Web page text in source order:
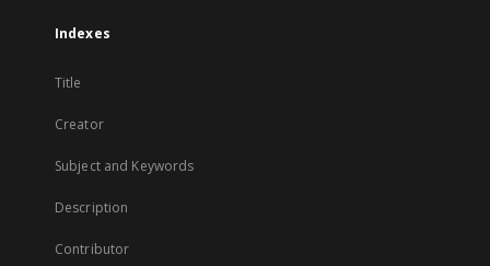
Indexes
Title
Creator
Subject and Keywords
Description
Contributor